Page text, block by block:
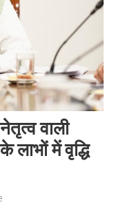
वाली
में वृद्धि